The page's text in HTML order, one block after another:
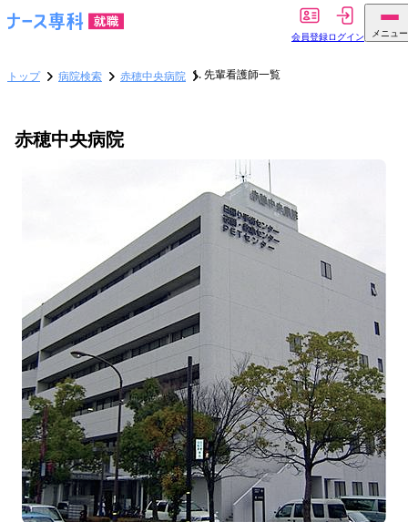
会員登録ログイン メニュー
トップ 病院検索 赤穂中央病院 先輩看護師一覧
赤穂中央病院